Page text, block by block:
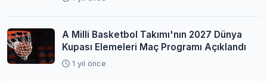
A Milli Basketbol Takımı'nın 2027 Dünya
Kupası Elemeleri Maç Programı Açıklandı
1 yıl önce